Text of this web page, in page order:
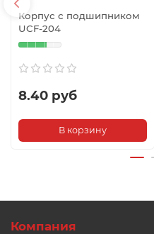
Корпус с подшипником
UCF-204
8.40 руб
В корзину
Компания